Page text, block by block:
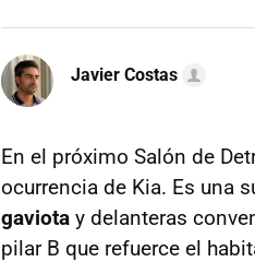
Javier Costas
En el próximo Salón de
ocurrencia de Kia. Es una
gaviota y delanteras
pilar B que refuerce el